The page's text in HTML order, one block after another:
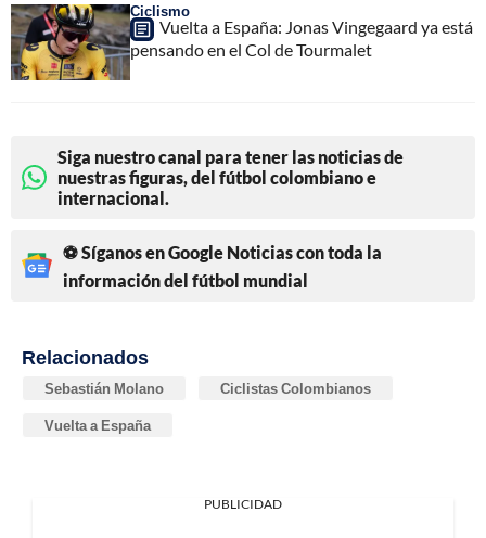
Ciclismo
Vuelta a España: Jonas Vingegaard ya está
pensando en el Col de Tourmalet
Siga nuestro canal para tener las noticias de
nuestras figuras, del fútbol colombiano e
internacional.
⚽ Síganos en Google Noticias con toda la
información del fútbol mundial
Relacionados
Sebastián Molano Ciclistas Colombianos
Vuelta a España
PUBLICIDAD